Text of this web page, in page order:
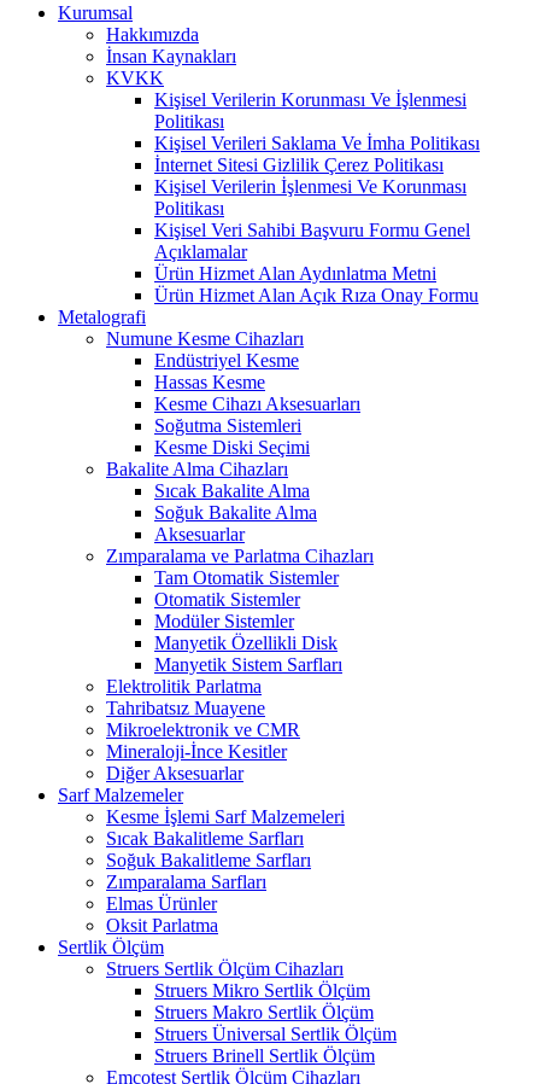
Kurumsal
Hakkımızda
İnsan Kaynakları
KVKK
Kişisel Verilerin Korunması Ve İşlenmesi
Politikası
Kişisel Verileri Saklama Ve İmha Politikası
İnternet Sitesi Gizlilik Çerez Politikası
Kişisel Verilerin İşlenmesi Ve Korunması
Politikası
Kişisel Veri Sahibi Başvuru Formu Genel
Açıklamalar
Ürün Hizmet Alan Aydınlatma Metni
Ürün Hizmet Alan Açık Rıza Onay Formu
Metalografi
Numune Kesme Cihazları
Endüstriyel Kesme
Hassas Kesme
Kesme Cihazı Aksesuarları
Soğutma Sistemleri
Kesme Diski Seçimi
Bakalite Alma Cihazları
Sıcak Bakalite Alma
Soğuk Bakalite Alma
Aksesuarlar
Zımparalama ve Parlatma Cihazları
Tam Otomatik Sistemler
Otomatik Sistemler
Modüler Sistemler
Manyetik Özellikli Disk
Manyetik Sistem Sarfları
Elektrolitik Parlatma
Tahribatsız Muayene
Mikroelektronik ve CMR
Mineraloji-İnce Kesitler
Diğer Aksesuarlar
Sarf Malzemeler
Kesme İşlemi Sarf Malzemeleri
Sıcak Bakalitleme Sarfları
Soğuk Bakalitleme Sarfları
Zımparalama Sarfları
Elmas Ürünler
Oksit Parlatma
Sertlik Ölçüm
Struers Sertlik Ölçüm Cihazları
Struers Mikro Sertlik Ölçüm
Struers Makro Sertlik Ölçüm
Struers Üniversal Sertlik Ölçüm
Struers Brinell Sertlik Ölçüm
Emcotest Sertlik Ölçüm Cihazları